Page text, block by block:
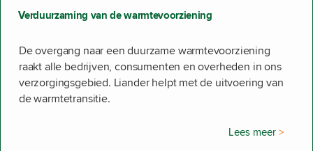
Verduurzaming van de warmtevoorziening
De overgang naar een duurzame warmtevoorziening
raakt alle bedrijven, consumenten en overheden in ons
verzorgingsgebied. Liander helpt met de uitvoering van
de warmtetransitie.
Lees meer